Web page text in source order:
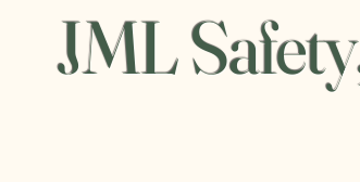
JML